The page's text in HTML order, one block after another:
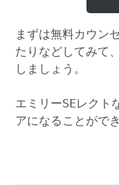
まずは無料カウン
たりなどしてみて
しましょう。
エミリーSEレクト
アになることがで